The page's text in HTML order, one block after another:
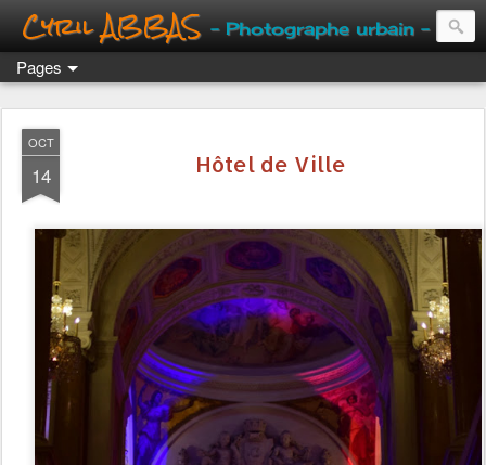
Cyril ABBAS - Photographe urbain -
Pages
OCT
14 Hôtel de Ville